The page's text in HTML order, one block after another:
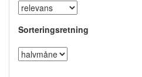
Sorteringsretning